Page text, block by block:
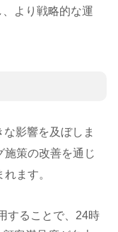
より戦略的な運
影響を及ぼしま
施策の改善を通じ
ます。
することで、24時